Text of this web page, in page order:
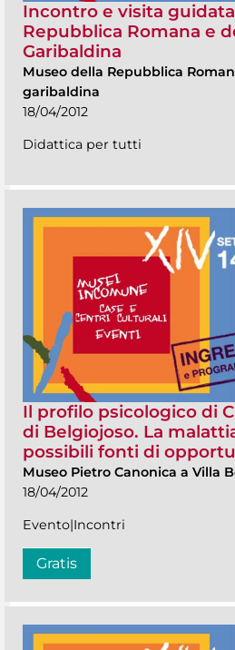
Incontro e visita
Repubblica Romana e
Garibaldina
Museo della Repubblica
garibaldina
18/04/2012
Didattica per tutti
Il profilo psicologico di
di Belgiojoso. La
possibili fonti di
Museo Pietro Canonica a Villa
18/04/2012
Evento|Incontri
Gratis